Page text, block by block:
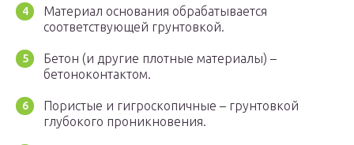
Материал основания обрабатывается
соответствующей грунтовкой.
Бетон (и другие плотные материалы) –
бетоноконтактом.
Пористые и гигроскопичные – грунтовкой
глубокого проникновения.